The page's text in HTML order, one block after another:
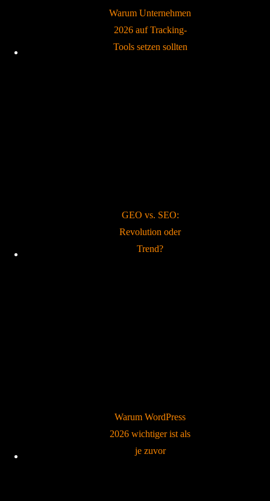
Warum Unternehmen
2026 auf Tracking-
Tools setzen sollten
GEO vs. SEO:
Revolution oder
Trend?
Warum WordPress
2026 wichtiger ist als
je zuvor